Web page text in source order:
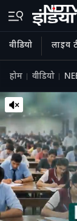
वीडियो लाइव
होम वीडियो